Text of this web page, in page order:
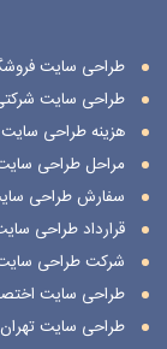
طراحی سایت
طراحی سایت
هزینه طراحی سایت
مراحل طراحی
سفارش طراحی
قرارداد طراحی
شرکت طراحی
طراحی سایت
طراحی سایت تهران